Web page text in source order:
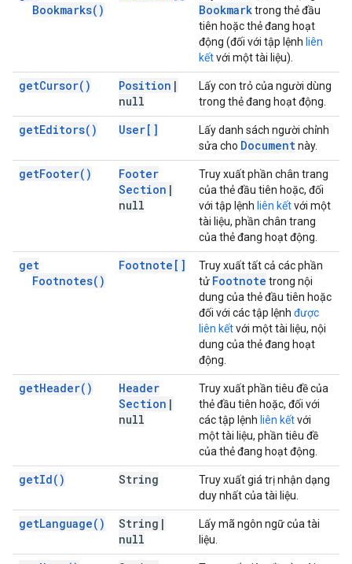
Bookmarks( ) Bookmarktrong thẻ đầu
tiên hoặc thẻ đang hoạt
động (đối với tập lệnh liên
kếtvới một tài liệu).
getCursor( ) Position |
null
Lấy con trỏ của người dùng
trong thẻ đang hoạt động.
getEditors( ) User[]
Lấy danh sách người chỉnh
sửa cho Documentnày.
getFooter( )
Footer
Section |
null
Truy xuất phần chân trang
của thẻ đầu tiên hoặc, đối
với tập lệnh liên kếtvới một
tài liệu, phần chân trang
của thẻ đang hoạt động.
get
Footnotes( )
Footnote[]
Truy xuất tất cả các phần
tử Footnote trong nội
dung của thẻ đầu tiên hoặc
đối với các tập lệnh được
liên kếtvới một tài liệu, nội
dung của thẻ đang hoạt
động.
getHeader( )
Header
Section |
null
Truy xuất phần tiêu đề của
thẻ đầu tiên hoặc, đối với
các tập lệnh liên kếtvới
một tài liệu, phần tiêu đề
của thẻ đang hoạt động.
getId( ) String
Truy xuất giá trị nhận dạng
duy nhất của tài liệu.
getLanguage( ) String |
null
Lấy mã ngôn ngữ của tài
liệu.